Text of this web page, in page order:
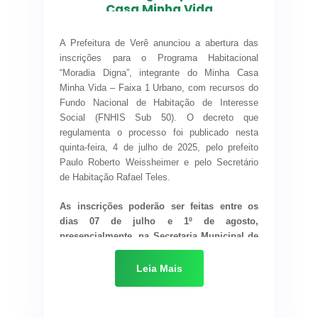
Spengler Matzenbacher, chefe do escritório da
destacou o compromisso da Salumeria com as
boas práticas agroindustriais e ressaltou o
desempenho de Verê em âmbito estadual:
“É uma alegria enorme ver uma agroindústria
familiar alcançando esse nível de excelência. O
selo SUSAF é fruto de muito trabalho,
responsabilidade e dedicação. Parabéns à
família Massaroli, que agora pode expandir seu
mercado com segurança e legalidade. E vale
destacar que Verê é hoje o
do Paraná com mais indicações e
aprovações ao SUSAF
, o que demonstra o
comprometimento local com o desenvolvimento
A Salumeria Massaroli é fruto do trabalho e da
união da família, representada por
Casa Minha Vida
Serão 26 famílias
contempladas neste
programa
A Prefeitura de Verê anunciou a abertura das
inscrições para o Programa Habitacional
“Moradia Digna”, integrante do Minha Casa
Minha Vida – Faixa 1 Urbano, com recursos do
Fundo Nacional de Habitação de Interesse
Social (FNHIS Sub 50). O decreto que
regulamenta o processo foi publicado nesta
quinta-feira, 4 de julho de 2025, pelo prefeito
Paulo Roberto Weissheimer e pelo Secretário
de Habitação Rafael Teles.
As inscrições poderão ser feitas entre os
dias 07 de julho e 1º de agosto,
presencialmente, na Secretaria Municipal de
Habitação e Desenvolvimento Social,
localizada na Rua José Antônio de Oliveira,
Leia Mais